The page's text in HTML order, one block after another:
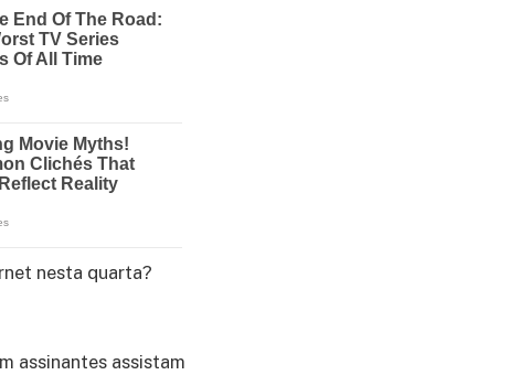
nesta quarta?
assinantes assistam